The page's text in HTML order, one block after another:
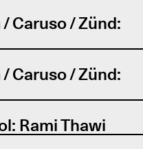
Caruso / Zünd:
Caruso / Zünd:
Rami Thawi